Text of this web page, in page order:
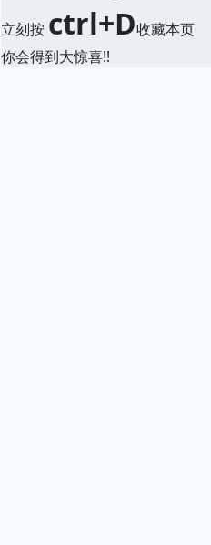
立刻按 ctrl+D收藏本页
你会得到大惊喜!!